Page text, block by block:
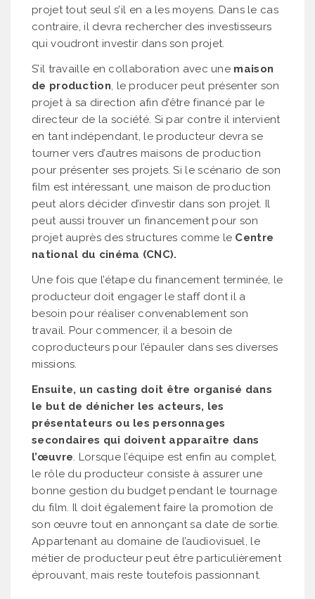
projet tout seul s’il en a les moyens. Dans le cas
contraire, il devra rechercher des investisseurs
qui voudront investir dans son projet.
S’il travaille en collaboration avec une maison
de production, le producer peut présenter son
projet à sa direction afin d’être financé par le
directeur de la société. Si par contre il intervient
en tant indépendant, le producteur devra se
tourner vers d’autres maisons de production
pour présenter ses projets. Si le scénario de son
film est intéressant, une maison de production
peut alors décider d’investir dans son projet. Il
peut aussi trouver un financement pour son
projet auprès des structures comme le Centre
national du cinéma (CNC).
Une fois que l’étape du financement terminée, le
producteur doit engager le staff dont il a
besoin pour réaliser convenablement son
travail. Pour commencer, il a besoin de
coproducteurs pour l’épauler dans ses diverses
missions.
Ensuite, un casting doit être organisé dans
le but de dénicher les acteurs, les
présentateurs ou les personnages
secondaires qui doivent apparaître dans
l’œuvre. Lorsque l’équipe est enfin au complet,
le rôle du producteur consiste à assurer une
bonne gestion du budget pendant le tournage
du film. Il doit également faire la promotion de
son œuvre tout en annonçant sa date de sortie.
Appartenant au domaine de l’audiovisuel, le
métier de producteur peut être particulièrement
éprouvant, mais reste toutefois passionnant.